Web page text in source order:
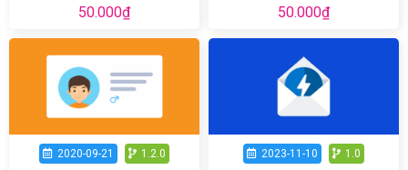
50.000₫ 50.000₫
2020-09-21 1.2.0 2023-11-10 1.0